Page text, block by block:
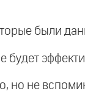
были
будет
но не